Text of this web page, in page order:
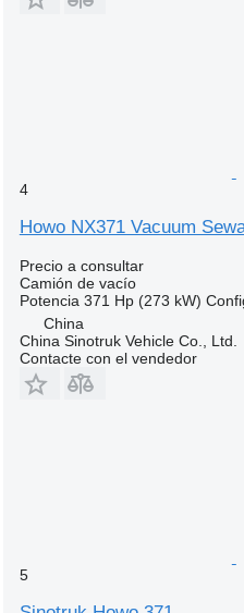
4
Howo NX371 Vacuum
Precio a consultar
Camión de vacío
Potencia 371 Hp (273 kW)
China
China Sinotruk Vehicle Co., Ltd.
Contacte con el vendedor
5